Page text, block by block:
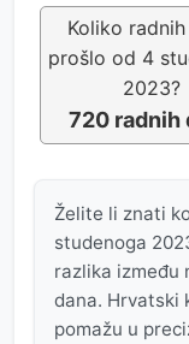
Koliko
prošlo od 4
2023?
720 radnih
Želite li znati
studenoga
razlika između
dana. Hrvatski
pomažu u